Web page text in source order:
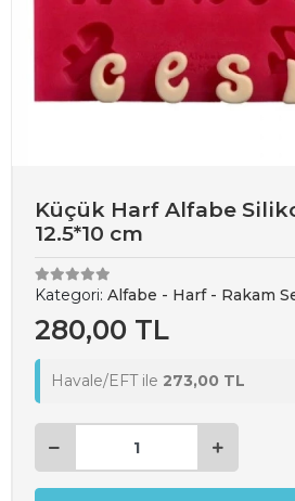
Küçük Harf Alfabe
12.5*10 cm
Kategori: Alfabe - Harf - Rakam
280,00 TL
Havale/EFT ile 273,00 TL